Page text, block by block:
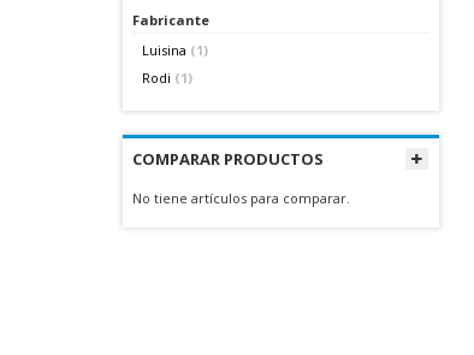
Fabricante
Luisina (1)
Rodi (1)
COMPARAR PRODUCTOS
No tiene artículos para comparar.